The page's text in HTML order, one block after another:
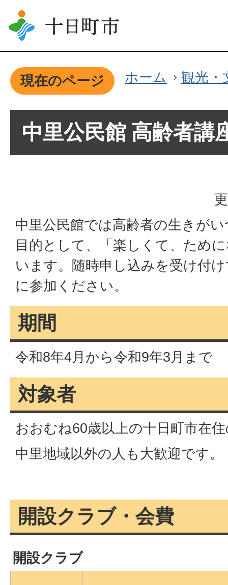
現在のページ ホーム 観光・
中里公民館 高齢者講
中里公民館では高齢者の生きが
目的として、「楽しくて、ため
います。随時申し込みを受け付
に参加ください。
期間
令和8年4月から令和9年3月まで
対象者
おおむね60歳以上の十日町市在
中里地域以外の人も大歓迎です。
開設クラブ・会費
開設クラブ